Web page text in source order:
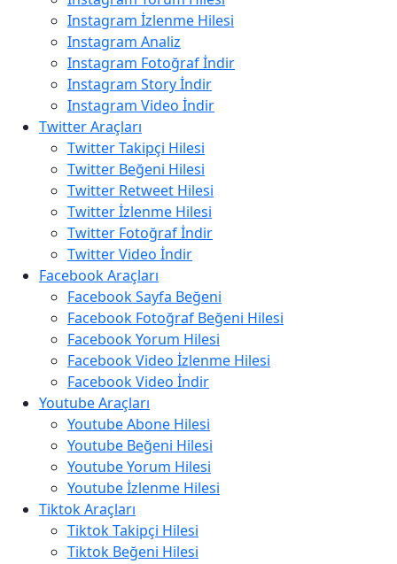
Instagram İzlenme Hilesi
Instagram Analiz
Instagram Fotoğraf İndir
Instagram Story İndir
Instagram Video İndir
Twitter Araçları
Twitter Takipçi Hilesi
Twitter Beğeni Hilesi
Twitter Retweet Hilesi
Twitter İzlenme Hilesi
Twitter Fotoğraf İndir
Twitter Video İndir
Facebook Araçları
Facebook Sayfa Beğeni
Facebook Fotoğraf Beğeni Hilesi
Facebook Yorum Hilesi
Facebook Video İzlenme Hilesi
Facebook Video İndir
Youtube Araçları
Youtube Abone Hilesi
Youtube Beğeni Hilesi
Youtube Yorum Hilesi
Youtube İzlenme Hilesi
Tiktok Araçları
Tiktok Takipçi Hilesi
Tiktok Beğeni Hilesi